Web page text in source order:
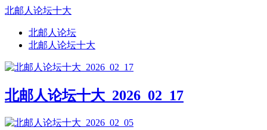
北邮人论坛十大
北邮人论坛
北邮人论坛十大
北邮人论坛十大_2026_02_17